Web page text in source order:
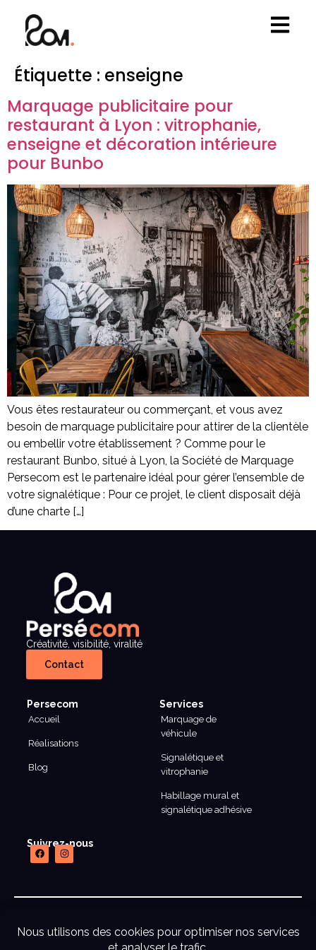
Étiquette : enseigne
Marquage publicitaire pour
restaurant à Lyon : vitrophanie,
enseigne et décoration intérieure
pour Bunbo
Vous êtes restaurateur ou commerçant, et vous avez
besoin de marquage publicitaire pour attirer de la clientèle
ou embellir votre établissement ? Comme pour le
restaurant Bunbo, situé à Lyon, la Société de Marquage
Persecom est le partenaire idéal pour gérer l’ensemble de
votre signalétique : Pour ce projet, le client disposait déjà
d’une charte […]
Créativité, visibilité, viralité
Contact
Persecom
Accueil
Réalisations
Blog
Services
Marquage de
véhicule
Signalétique et
vitrophanie
Habillage mural et
signalétique adhésive
Suivrez-nous